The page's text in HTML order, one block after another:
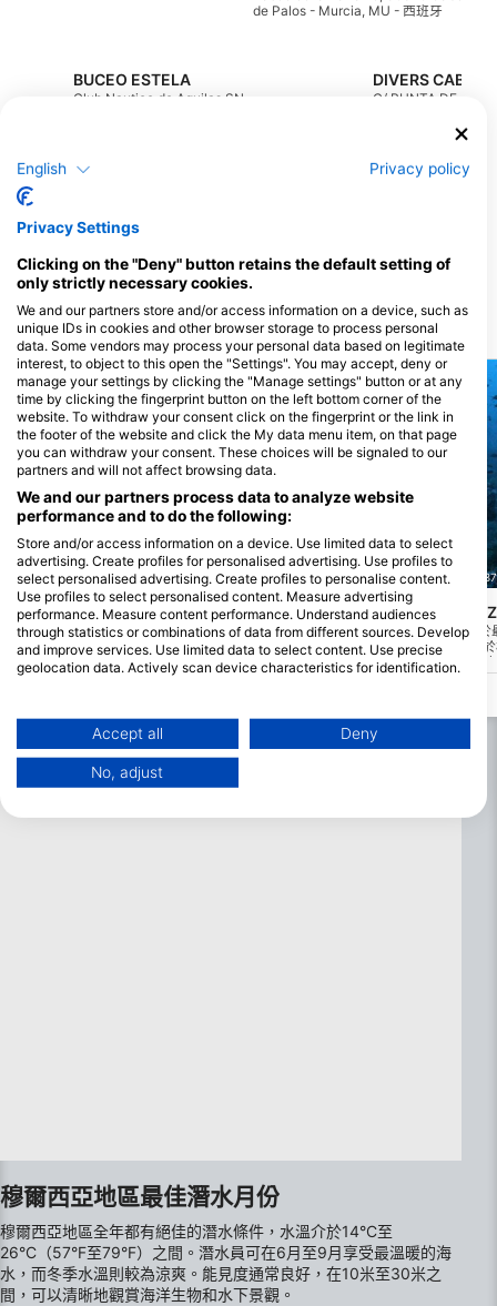
de Palos - Murcia, MU - 西班牙
BUCEO ESTELA
Club Nautico de Aguilas SN,
Avenida de Levante 29,
Scuba Murcia
Entremares, 30380 Murcia,
MU - 西班牙
C/ PUNTA DE LA
PALOS, MU - 西班牙
Ctra Atamaria 72.,
Este, s/n, 18697 La
潛場
RIVEMAR CABO DE PALOS, 30370 Cartagena
Bajo de Fuera(★4.5)
可能是地中海最好的潛水，它結合了伊斯拉
斯霍米加斯保護區壯觀的海洋生物和當代沉
船的殘骸從19世紀和20世紀初，分佈在海
山的斜坡上，從-54米深到舒適的減壓在-6
RIVEMAR CABO DE PALOS,
S.S. STANFIELD /
長約120米的商船。它位於
處。它處於導航位置，處
態。適用於具有特定設備
穆爾西亞地區最佳潛水月份
穆爾西亞地區全年都有絕佳的潛水條件，水溫介於14°C至
26°C（57°F至79°F）之間。潛水員可在6月至9月享受最溫暖的海
水，而冬季水溫則較為涼爽。能見度通常良好，在10米至30米之
間，可以清晰地觀賞海洋生物和水下景觀。
English Privacy policy
Privacy Settings
Clicking on the "Deny" button retains the default setting of
only strictly necessary cookies.
We and our partners store and/or access information on a device, such as
unique IDs in cookies and other browser storage to process personal
data. Some vendors may process your personal data based on legitimate
interest, to object to this open the "Settings". You may accept, deny or
manage your settings by clicking the "Manage settings" button or at any
time by clicking the fingerprint button on the left bottom corner of the
website. To withdraw your consent click on the fingerprint or the link in
the footer of the website and click the My data menu item, on that page
you can withdraw your consent. These choices will be signaled to our
partners and will not affect browsing data.
We and our partners process data to analyze website
performance and to do the following:
Store and/or access information on a device. Use limited data to select
advertising. Create profiles for personalised advertising. Use profiles to
select personalised advertising. Create profiles to personalise content.
Use profiles to select personalised content. Measure advertising
performance. Measure content performance. Understand audiences
through statistics or combinations of data from different sources. Develop
and improve services. Use limited data to select content. Use precise
geolocation data. Actively scan device characteristics for identification.
Data may be shared outside of the European Union and send to the USA.
Your consent and the cookie policy applies solely to this website/app.
View Partner List (1 IAB Vendors)
Measure advertising performance
Measure content performance
Understand audiences through statistics or
combinations of data from different sources
Accept all Deny
No, adjust